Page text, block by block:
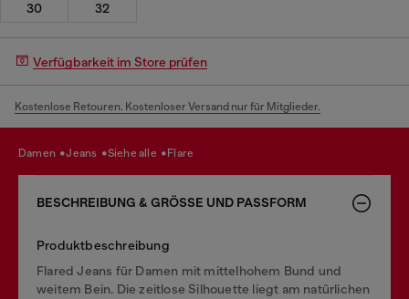
30 32
Verfügbarkeit im Store prüfen
Kostenlose Retouren. Kostenloser Versand nur für Mitglieder.
damen jeans siehe alle flare
BESCHREIBUNG & GRÖSSE UND PASSFORM
Produktbeschreibung
Flared Jeans für Damen mit mittelhohem Bund und
weitem Bein. Die zeitlose Silhouette liegt am natürlichen